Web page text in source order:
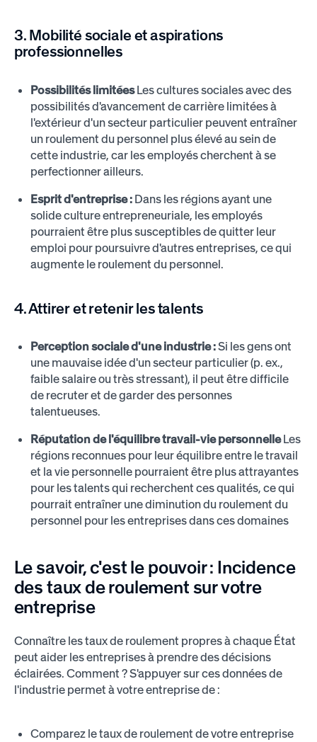
3. Mobilité sociale et aspirations
professionnelles
Possibilités limitéesLes cultures sociales avec des
possibilités d'avancement de carrière limitées à
l'extérieur d'un secteur particulier peuvent entraîner
un roulement du personnel plus élevé au sein de
cette industrie, car les employés cherchent à se
perfectionner ailleurs.
Esprit d'entreprise : Dans les régions ayant une
solide culture entrepreneuriale, les employés
pourraient être plus susceptibles de quitter leur
emploi pour poursuivre d'autres entreprises, ce qui
augmente le roulement du personnel.
4. Attirer et retenir les talents
Perception sociale d'une industrie :Si les gens ont
une mauvaise idée d'un secteur particulier (p. ex.,
faible salaire ou très stressant), il peut être difficile
de recruter et de garder des personnes
talentueuses.
Réputation de l'équilibre travail-vie personnelleLes
régions reconnues pour leur équilibre entre le travail
et la vie personnelle pourraient être plus attrayantes
pour les talents qui recherchent ces qualités, ce qui
pourrait entraîner une diminution du roulement du
personnel pour les entreprises dans ces domaines
Le savoir, c'est le pouvoir : Incidence
des taux de roulement sur votre
entreprise
Connaître les taux de roulement propres à chaque État
peut aider les entreprises à prendre des décisions
éclairées. Comment ? S'appuyer sur ces données de
l'industrie permet à votre entreprise de :
Comparez le taux de roulement de votre entreprise